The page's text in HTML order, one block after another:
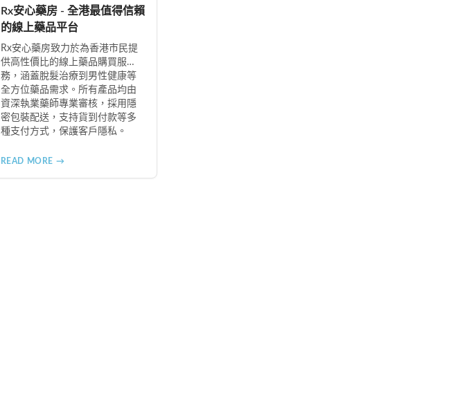
Rx安心藥房 - 全港最值得信賴
的線上藥品平台
Rx安心藥房致力於為香港市民提
供高性價比的線上藥品購買服
務，涵蓋脫髮治療到男性健康等
全方位藥品需求。所有產品均由
資深執業藥師專業審核，採用隱
密包裝配送，支持貨到付款等多
種支付方式，保護客戶隱私。
READ MORE →